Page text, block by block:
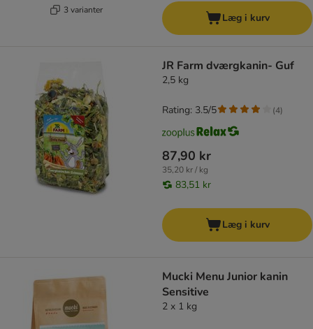
3 varianter
Læg i kurv
JR Farm dværgkanin- Guf
2,5 kg
87,90 kr
35,20 kr / kg
83,51 kr
Rating: 3.5/5 (4)
Læg i kurv
Mucki Menu Junior kanin
Sensitive
2 x 1 kg